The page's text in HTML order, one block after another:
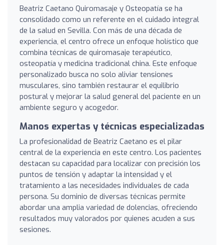
Beatriz Caetano Quiromasaje y Osteopatía se ha
consolidado como un referente en el cuidado integral
de la salud en Sevilla. Con más de una década de
experiencia, el centro ofrece un enfoque holístico que
combina técnicas de quiromasaje terapéutico,
osteopatía y medicina tradicional china. Este enfoque
personalizado busca no solo aliviar tensiones
musculares, sino también restaurar el equilibrio
postural y mejorar la salud general del paciente en un
ambiente seguro y acogedor.
Manos expertas y técnicas especializadas
La profesionalidad de Beatriz Caetano es el pilar
central de la experiencia en este centro. Los pacientes
destacan su capacidad para localizar con precisión los
puntos de tensión y adaptar la intensidad y el
tratamiento a las necesidades individuales de cada
persona. Su dominio de diversas técnicas permite
abordar una amplia variedad de dolencias, ofreciendo
resultados muy valorados por quienes acuden a sus
sesiones.